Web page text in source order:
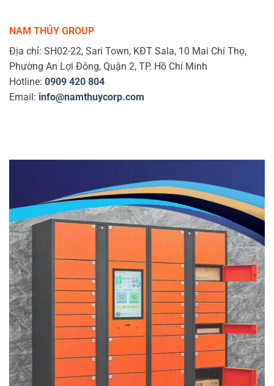
NAM THỦY GROUP
Địa chỉ: SH02-22, Sari Town, KĐT Sala, 10 Mai Chí Thọ,
Phường An Lợi Đông, Quận 2, TP. Hồ Chí Minh
Hotline: 0909 420 804
Email: info@namthuycorp.com